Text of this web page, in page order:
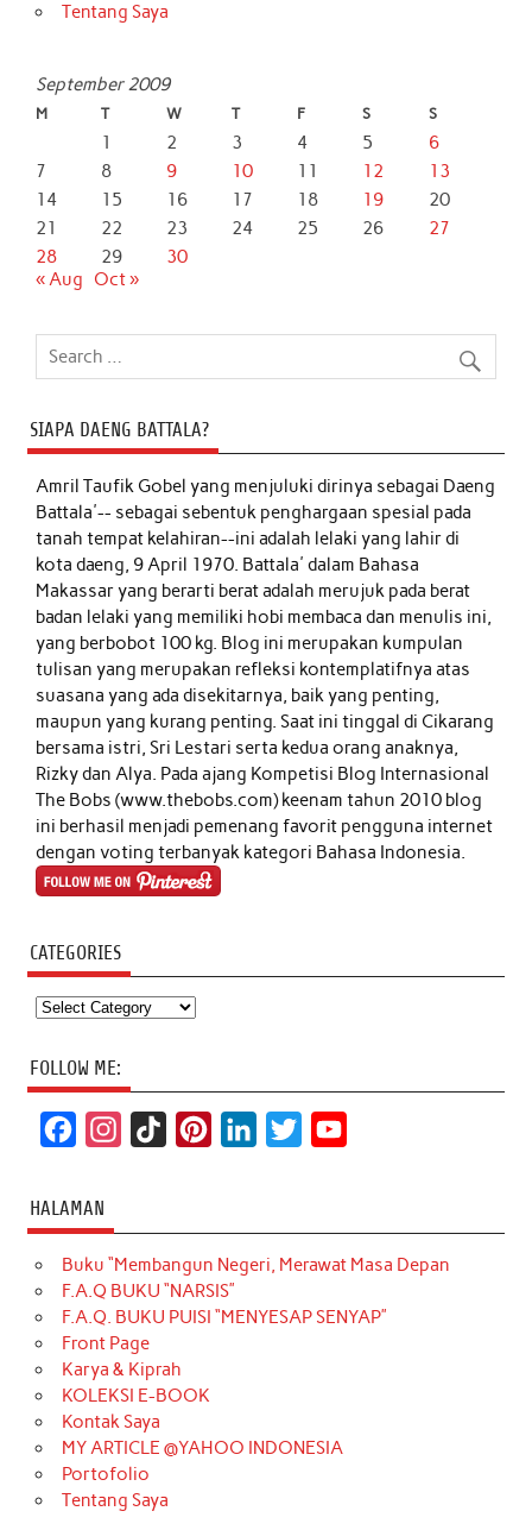
Tentang Saya
September 2009
M T W T F S S
1 2 3 4 5
6
7
8 9 10 11 12
13
14
15 16 17 18 19
20
21
22 23 24 25 26
27
28
29
30
« Aug
Oct »
SIAPA DAENG BATTALA?
Amril Taufik Gobelyang menjuluki dirinya sebagai Daeng
Battala'-- sebagai sebentuk penghargaan spesial pada
tanah tempat kelahiran--ini adalah lelaki yang lahir di
kota daeng, 9 April 1970. Battala' dalam Bahasa
Makassar yang berarti berat adalah merujuk pada berat
badan lelaki yang memiliki hobi membaca dan menulis ini,
yang berbobot 100 kg. Blog ini merupakan kumpulan
tulisan yang merupakan refleksi kontemplatifnya atas
suasana yang ada disekitarnya, baik yang penting,
maupun yang kurang penting. Saat ini tinggal di Cikarang
bersama istri, Sri Lestari serta kedua orang anaknya,
Rizky dan Alya. Pada ajang Kompetisi Blog Internasional
The Bobs (www.thebobs.com) keenam tahun 2010 blog
ini berhasil menjadi pemenang favorit pengguna internet
dengan voting terbanyak kategori Bahasa Indonesia.
CATEGORIES
Categories
FOLLOW ME:
c
e
b
o
o
k
t
a
g
r
a
m
T
o
k
t
e
r
k
e
d
t
t
e
T
u
b
HALAMAN
Buku “Membangun Negeri, Merawat Masa Depan
F.A.Q BUKU “NARSIS”
F.A.Q. BUKU PUISI “MENYESAP SENYAP”
Front Page
Karya & Kiprah
KOLEKSI E-BOOK
Kontak Saya
MY ARTICLE @YAHOO INDONESIA
Portofolio
Tentang Saya